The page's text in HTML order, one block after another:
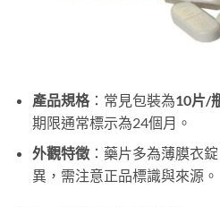
產品規格：常見包裝為10片/
期限通常標示為24個月。
外觀特徵：藥片多為薄膜衣
異，需注意正品標識與來源。